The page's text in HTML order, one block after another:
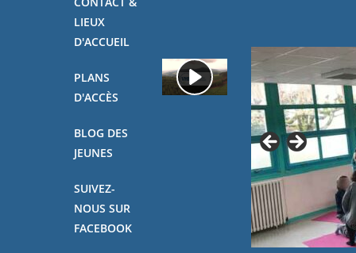
LIEUX
D'ACCUEIL
PLANS
D'ACCÈS
BLOG DES
JEUNES
SUIVEZ-
NOUS SUR
FACEBOOK